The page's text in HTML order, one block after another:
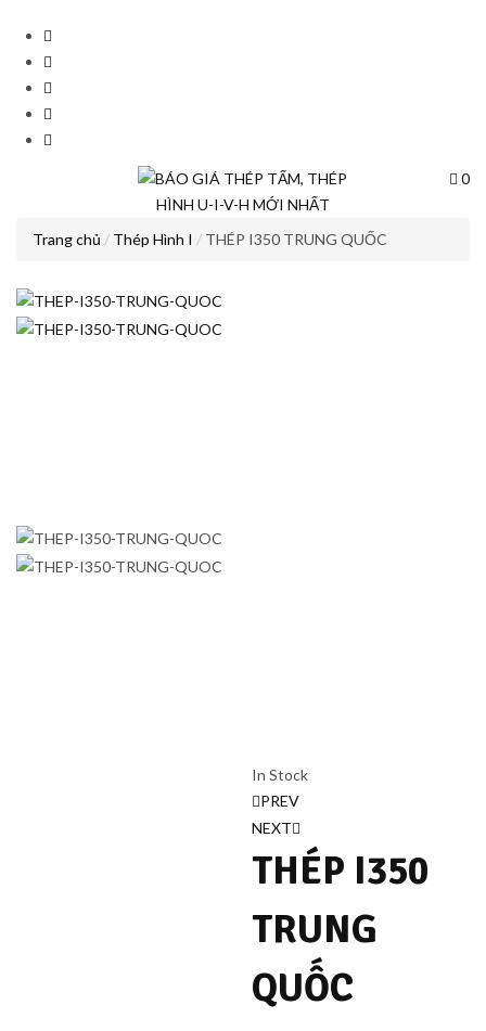
0
Trang chủ Thép Hình I THÉP I350 TRUNG QUỐC
In Stock
Điều
hướng
bài
PREV
NEXT
THÉP I350
TRUNG
QUỐC